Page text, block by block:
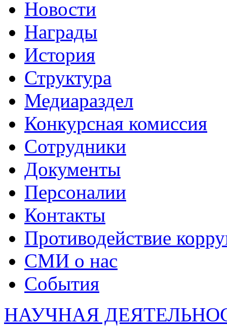
Новости
Награды
История
Структура
Медиараздел
Конкурсная комиссия
Сотрудники
Документы
Персоналии
Контакты
Противодействие
СМИ о нас
События
НАУЧНАЯ